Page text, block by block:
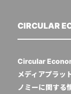
CIRCULAR
Circular
メディアプラッ
ノミーに関する